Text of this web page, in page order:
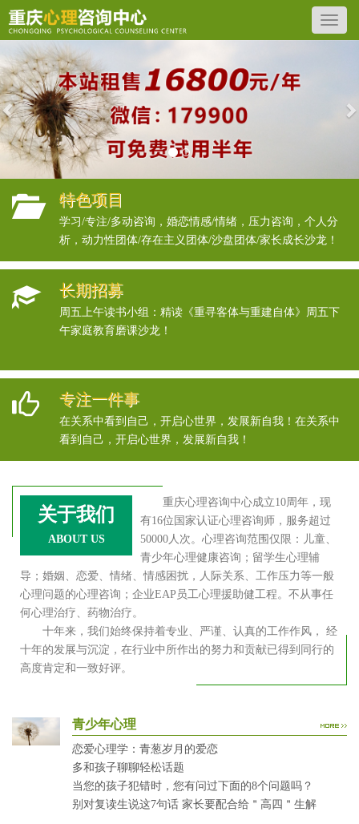
Previous
特色项目
学习/专注/多动咨询，婚恋情感/情绪，压力咨询，个人分
析，动力性团体/存在主义团体/沙盘团体/家长成长沙龙！
长期招募
周五上午读书小组：精读《重寻客体与重建自体》周五下
午家庭教育磨课沙龙！
专注一件事
在关系中看到自己，开启心世界，发展新自我！在关系中
看到自己，开启心世界，发展新自我！
关于我们
ABOUT US
重庆心理咨询中心成立10周年，现
有16位国家认证心理咨询师，服务超过
50000人次。心理咨询范围仅限：儿童、
青少年心理健康咨询；留学生心理辅
导；婚姻、恋爱、情绪、情感困扰，人际关系、工作压力等一般
心理问题的心理咨询；企业EAP员工心理援助健工程。不从事任
何心理治疗、药物治疗。
十年来，我们始终保持着专业、严谨、认真的工作作风， 经
十年的发展与沉淀，在行业中所作出的努力和贡献已得到同行的
高度肯定和一致好评。
青少年心理
恋爱心理学：青葱岁月的爱恋
多和孩子聊聊轻松话题
当您的孩子犯错时，您有问过下面的8个问题吗？
别对复读生说这7句话 家长要配合给＂高四＂生解